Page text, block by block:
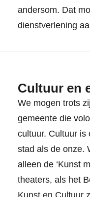
andersom. Dat
dienstverlening
Cultuur en
We mogen trots
gemeente die
cultuur. Cultuur is
stad als de onze.
alleen de ‘Kunst
theaters, als het
Kunst en Cultuur